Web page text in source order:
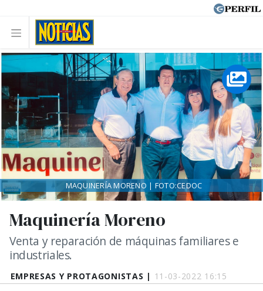
EMPRESAS Y PROTAGONISTAS | 11-03-2022 16:15
Maquinería Moreno
Venta y reparación de máquinas familiares e
industriales.
MAQUINERÍA MORENO | FOTO:CEDOC